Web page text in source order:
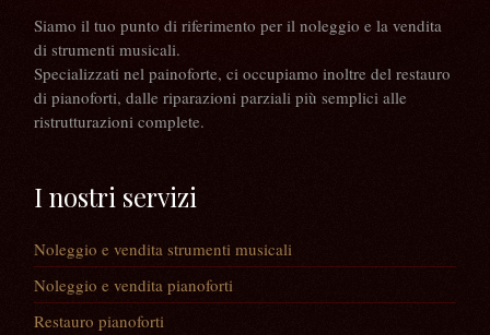
Siamo il tuo punto di riferimento per il noleggio e la vendita
di strumenti musicali.
Specializzati nel painoforte, ci occupiamo inoltre del restauro
di pianoforti, dalle riparazioni parziali più semplici alle
ristrutturazioni complete.
I nostri servizi
Noleggio e vendita strumenti musicali
Noleggio e vendita pianoforti
Restauro pianoforti